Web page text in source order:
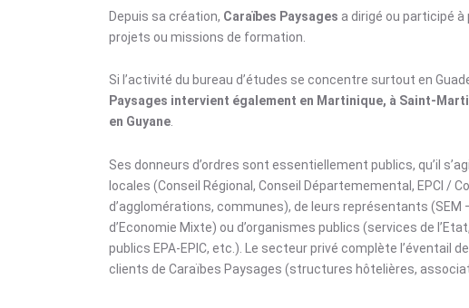
Depuis sa création, Caraïbes Paysages a dirigé ou participé
projets ou missions de formation.
Si l’activité du bureau d’études se concentre surtout en
Paysages intervient également en Martinique, à Saint-
en Guyane.
Ses donneurs d’ordres sont essentiellement publics, qu’il
locales (Conseil Régional, Conseil Départememental, EPCI /
d’agglomérations, communes), de leurs représentants (SEM
d’Economie Mixte) ou d’organismes publics (services de
publics EPA-EPIC, etc.). Le secteur privé complète l’éventail
clients de Caraïbes Paysages (structures hôtelières,